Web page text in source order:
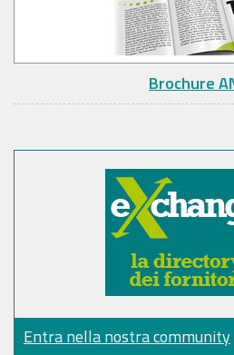
Brochure
Entra nella nostra community